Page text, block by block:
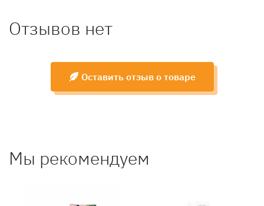
Отзывов нет
Оставить отзыв о товаре
Мы рекомендуем